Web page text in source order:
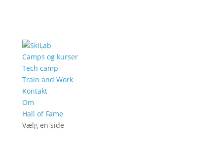
Camps og kurser
Tech camp
Train and Work
Kontakt
Om
Hall of Fame
Vælg en side